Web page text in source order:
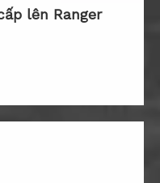
lên Ranger